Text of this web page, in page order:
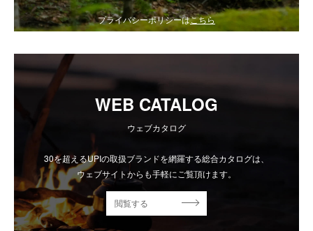
プライバシーポリシーはこちら
WEB CATALOG
ウェブカタログ
30を超えるUPIの取扱ブランドを網羅する総合カタログは、
ウェブサイトからも手軽にご覧頂けます。
閲覧する